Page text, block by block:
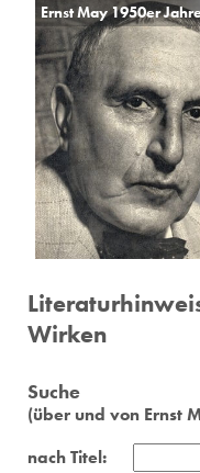
Ernst May 1950er
Wirken
Suche
(über und von Ernst
nach Titel: